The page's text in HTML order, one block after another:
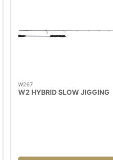
W267
W2 HYBRID SLOW JIGGING